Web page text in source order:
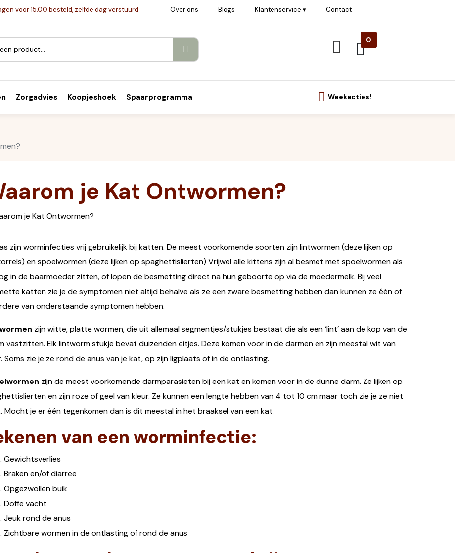
voor 15.00 besteld, zelfde dag verstuurd Over ons Blogs Klantenservice ▾ Contact
0
Zorgadvies Koopjeshoek Spaarprogramma Weekacties!
je Kat Ontwormen?
zijn worminfecties vrij gebruikelijk bij katten. De meest voorkomende soorten zijn lintwormen (deze lijken op
en spoelwormen (deze lijken op spaghettislierten) Vrijwel alle kittens zijn al besmet met spoelwormen als
in de baarmoeder zitten, of lopen de besmetting direct na hun geboorte op via de moedermelk. Bij veel
katten zie je de symptomen niet altijd behalve als ze een zware besmetting hebben dan kunnen ze één of
van onderstaande symptomen hebben.
zijn witte, platte wormen, die uit allemaal segmentjes/stukjes bestaat die als een ‘lint’ aan de kop van de
vastzitten. Elk lintworm stukje bevat duizenden eitjes. Deze komen voor in de darmen en zijn meestal wit van
Soms zie je ze rond de anus van je kat, op zijn ligplaats of in de ontlasting.
zijn de meest voorkomende darmparasieten bij een kat en komen voor in de dunne darm. Ze lijken op
en zijn roze of geel van kleur. Ze kunnen een lengte hebben van 4 tot 10 cm maar toch zie je ze niet
Mocht je er één tegenkomen dan is dit meestal in het braaksel van een kat.
van een worminfectie:
Gewichtsverlies
Braken en/of diarree
Opgezwollen buik
Doffe vacht
Jeuk rond de anus
Zichtbare wormen in de ontlasting of rond de anus